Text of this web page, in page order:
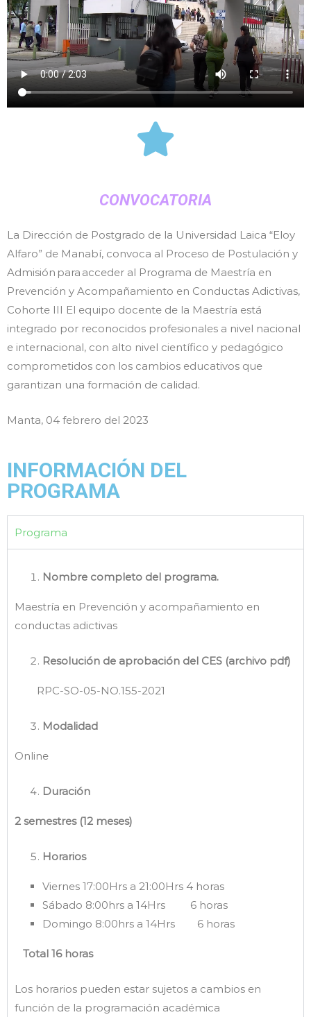
CONVOCATORIA
La Dirección de Postgrado de la Universidad Laica “Eloy
Alfaro” de Manabí, convoca al Proceso de Postulación y
Admisión para acceder al Programa de Maestría en
Prevención y Acompañamiento en Conductas Adictivas,
Cohorte III El equipo docente de la Maestría está
integrado por reconocidos profesionales a nivel nacional
e internacional, con alto nivel científico y pedagógico
comprometidos con los cambios educativos que
garantizan una formación de calidad.
Manta, 04 febrero del 2023
INFORMACIÓN DEL
PROGRAMA
Programa
Nombre completo del programa.
Maestría en Prevención y acompañamiento en
conductas adictivas
Resolución de aprobación del CES (archivo pdf)
RPC-SO-05-NO.155-2021
Modalidad
Online
Duración
2 semestres (12 meses)
Horarios
Viernes 17:00Hrs a 21:00Hrs 4 horas
Sábado 8:00hrs a 14Hrs 6 horas
Domingo 8:00hrs a 14Hrs 6 horas
Total 16 horas
Los horarios pueden estar sujetos a cambios en
función de la programación académica